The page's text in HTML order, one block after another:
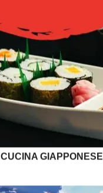
CUCINA GIAPPONESE